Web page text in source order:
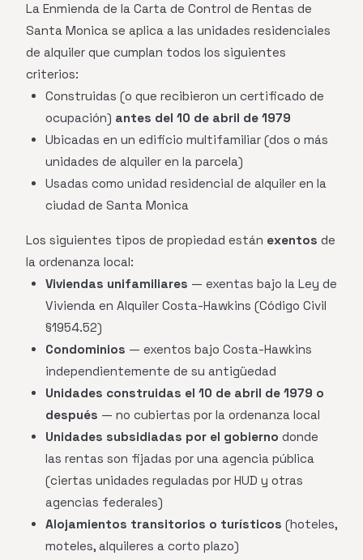
La Enmienda de la Carta de Control de Rentas de
Santa Monica se aplica a las unidades residenciales
de alquiler que cumplan todos los siguientes
criterios:
Construidas (o que recibieron un certificado de
ocupación) antes del 10 de abril de 1979
Ubicadas en un edificio multifamiliar (dos o más
unidades de alquiler en la parcela)
Usadas como unidad residencial de alquiler en la
ciudad de Santa Monica
Los siguientes tipos de propiedad están exentos de
la ordenanza local:
Viviendas unifamiliares — exentas bajo la Ley de
Vivienda en Alquiler Costa-Hawkins (Código Civil
§1954.52)
Condominios — exentos bajo Costa-Hawkins
independientemente de su antigüedad
Unidades construidas el 10 de abril de 1979 o
después — no cubiertas por la ordenanza local
Unidades subsidiadas por el gobierno donde
las rentas son fijadas por una agencia pública
(ciertas unidades reguladas por HUD y otras
agencias federales)
Alojamientos transitorios o turísticos (hoteles,
moteles, alquileres a corto plazo)